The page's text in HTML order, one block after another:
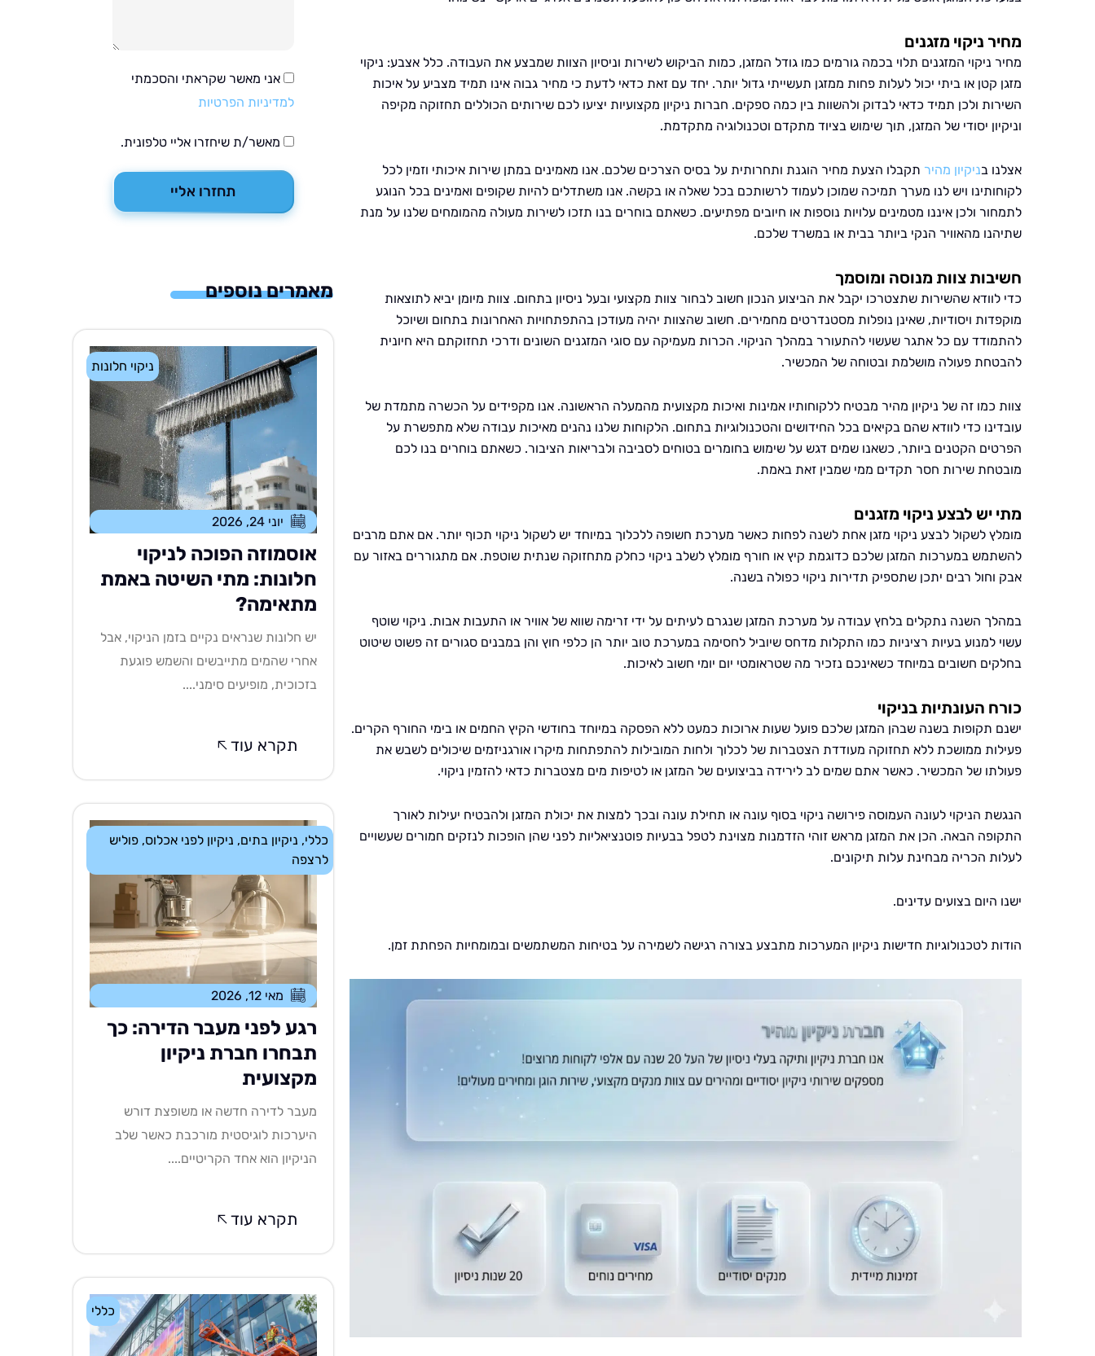
מחיר ניקוי מזגנים
מחיר ניקוי המזגנים תלוי בכמה גורמים כמו גודל המזגן, כמות הביקוש לשירות וניסיון הצוות שמבצע את העבודה. כלל אצבע: ניקוי
מזגן קטן או ביתי יכול לעלות פחות ממזגן תעשייתי גדול יותר. יחד עם זאת כדאי לדעת כי מחיר גבוה אינו תמיד מצביע על איכות
השירות ולכן תמיד כדאי לבדוק ולהשוות בין כמה ספקים. חברות ניקיון מקצועיות יציעו לכם שירותים הכוללים תחזוקה מקיפה
וניקיון יסודי של המזגן, תוך שימוש בציוד מתקדם וטכנולוגיה מתקדמת.
אצלנו בניקיון מהיר תקבלו הצעת מחיר הוגנת ותחרותית על בסיס הצרכים שלכם. אנו מאמינים במתן שירות איכותי וזמין לכל
לקוחותינו ויש לנו מערך תמיכה שמוכן לעמוד לרשותכם בכל שאלה או בקשה. אנו משתדלים להיות שקופים ואמינים בכל הנוגע
לתמחור ולכן איננו מטמינים עלויות נוספות או חיובים מפתיעים. כשאתם בוחרים בנו תזכו לשירות מעולה מהמומחים שלנו על מנת
שתיהנו מהאוויר הנקי ביותר בבית או במשרד שלכם.
חשיבות צוות מנוסה ומוסמך
כדי לוודא שהשירות שתצטרכו יקבל את הביצוע הנכון חשוב לבחור צוות מקצועי ובעל ניסיון בתחום. צוות מיומן יביא לתוצאות
מוקפדות ויסודיות, שאינן נופלות מסטנדרטים מחמירים. חשוב שהצוות יהיה מעודכן בהתפתחויות האחרונות בתחום ושיוכל
להתמודד עם כל אתגר שעשוי להתעורר במהלך הניקוי. הכרות מעמיקה עם סוגי המזגנים השונים ודרכי תחזוקתם היא חיונית
להבטחת פעולה מושלמת ובטוחה של המכשיר.
צוות כמו זה של ניקיון מהיר מבטיח ללקוחותיו אמינות ואיכות מקצועית מהמעלה הראשונה. אנו מקפידים על הכשרה מתמדת של
עובדינו כדי לוודא שהם בקיאים בכל החידושים והטכנולוגיות בתחום. הלקוחות שלנו נהנים מאיכות עבודה שלא מתפשרת על
הפרטים הקטנים ביותר, כשאנו שמים דגש על שימוש בחומרים בטוחים לסביבה ולבריאות הציבור. כשאתם בוחרים בנו לכם
מובטחת שירות חסר תקדים ממי שמבין זאת באמת.
מתי יש לבצע ניקוי מזגנים
מומלץ לשקול לבצע ניקוי מזגן אחת לשנה לפחות כאשר מערכת חשופה ללכלוך במיוחד יש לשקול ניקוי תכוף יותר. אם אתם מרבים
להשתמש במערכות המזגן שלכם כדוגמת קיץ או חורף מומלץ לשלב ניקוי כחלק מתחזוקה שנתית שוטפת. אם מתגוררים באזור עם
אבק וחול רבים יתכן שתספיק תדירות ניקוי כפולה בשנה.
במהלך השנה נתקלים בלחץ עבודה על מערכת המזגן שנגרם לעיתים על ידי זרימה שווא של אוויר או התעבות אבות. ניקוי שוטף
עשוי למנוע בעיות רציניות כמו התקלות מדחס שיוביל לחסימה במערכת טוב יותר הן כלפי חוץ והן במבנים סגורים זה פשוט שיטוט
בחלקים חשובים במיוחד כשאינכם נזכיר מה שטראומטי יום יומי חשוב לאיכות.
כורח העונתיות בניקוי
ישנם תקופות בשנה שבהן המזגן שלכם פועל שעות ארוכות כמעט ללא הפסקה במיוחד בחודשי הקיץ החמים או בימי החורף הקרים.
פעילות ממושכת ללא תחזוקה מעודדת הצטברות של לכלוך ולחות המובילות להתפתחות מיקרו אורגניזמים שיכולים לשבש את
פעולתו של המכשיר. כאשר אתם שמים לב לירידה בביצועים של המזגן או לטיפות מים מצטברות כדאי להזמין ניקוי.
הנגשת הניקוי לעונה העמוסה פירושה ניקוי בסוף עונה או תחילת עונה ובכך למצות את יכולת המזגן ולהבטיח יעילות לאורך
התקופה הבאה. הכן את המזגן מראש זוהי הזדמנות מצוינת לטפל בבעיות פוטנציאליות לפני שהן הופכות לנזקים חמורים שעשויים
לעלות הכריה מבחינת עלות תיקונים.
ישנו היום בצועים עדינים.
הודות לטכנולוגיות חדישות ניקיון המערכות מתבצע בצורה רגישה לשמירה על בטיחות המשתמשים ובמומחיות הפחתת זמן.
אני מאשר שקראתי והסכמתי
למדיניות הפרטיות
מאשר/ת שיחזרו אליי טלפונית.
תחזרו אליי
מאמרים נוספים
ניקוי חלונות
יוני 24, 2026
אוסמוזה הפוכה לניקוי
חלונות: מתי השיטה באמת
מתאימה?
יש חלונות שנראים נקיים בזמן הניקוי, אבל
אחרי שהמים מתייבשים והשמש פוגעת
בזכוכית, מופיעים סימני....
תקרא עוד
כללי, ניקיון בתים, ניקיון לפני אכלוס,פוליש
לרצפה
מאי 12, 2026
רגע לפני מעבר הדירה: כך
תבחרו חברת ניקיון
מקצועית
מעבר לדירה חדשה או משופצת דורש
היערכות לוגיסטית מורכבת כאשר שלב
הניקיון הוא אחד הקריטיים....
תקרא עוד
כללי